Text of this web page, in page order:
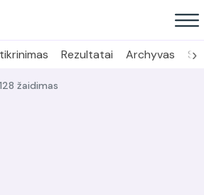
Rezultatai Archyvas ›
128 žaidimas